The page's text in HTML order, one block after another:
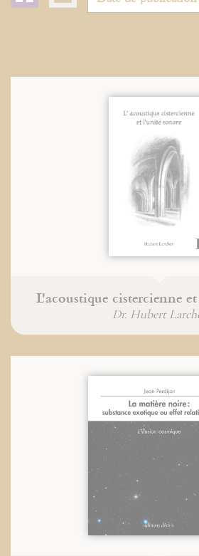
L'acoustique cistercienne
Dr. Hubert